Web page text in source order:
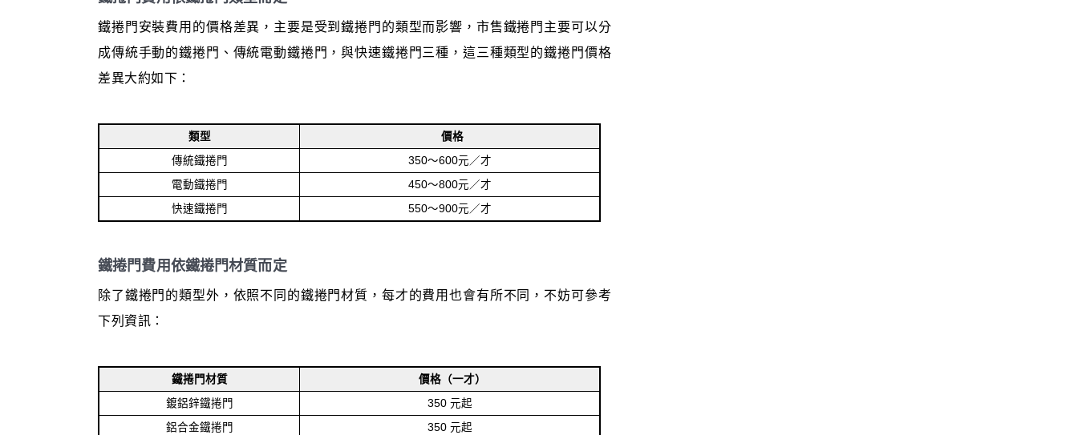
鐵捲門安裝費用的價格差異，主要是受到鐵捲門的類型而影響，市售鐵捲門主要可以分
成傳統手動的鐵捲門、傳統電動鐵捲門，與快速鐵捲門三種，這三種類型的鐵捲門價格
差異大約如下：
類型
價格
傳統鐵捲門
350～600元／才
電動鐵捲門
450～800元／才
快速鐵捲門
550～900元／才
鐵捲門費用依鐵捲門材質而定
除了鐵捲門的類型外，依照不同的鐵捲門材質，每才的費用也會有所不同，不妨可參考
下列資訊：
鐵捲門材質
價格（一才）
鍍鋁鋅鐵捲門
350 元起
鋁合金鐵捲門
350 元起